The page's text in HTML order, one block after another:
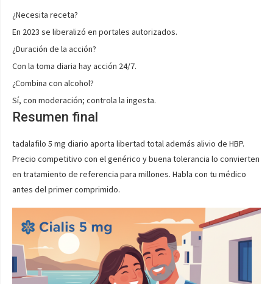
¿Necesita receta?
En 2023 se liberalizó en portales autorizados.
¿Duración de la acción?
Con la toma diaria hay acción 24/7.
¿Combina con alcohol?
Sí, con moderación; controla la ingesta.
Resumen final
tadalafilo 5 mg diario aporta libertad total además alivio de HBP.
Precio competitivo con el genérico y buena tolerancia lo convierten
en tratamiento de referencia para millones. Habla con tu médico
antes del primer comprimido.